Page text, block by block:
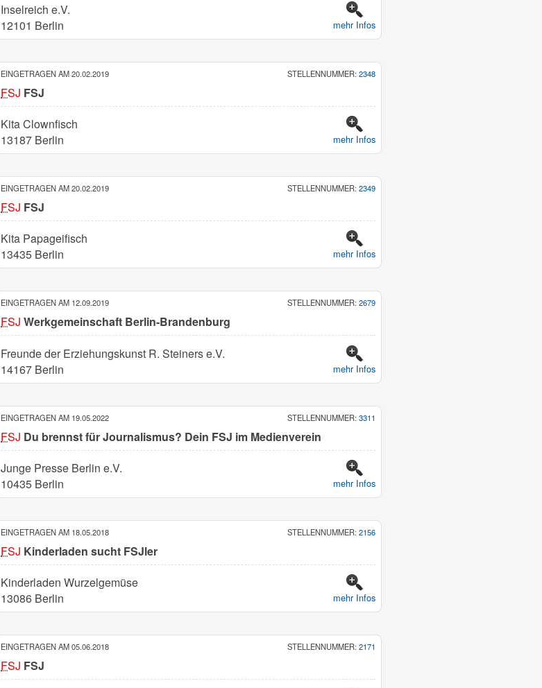
Inselreich e.V.
12101 Berlin
mehr Infos
EINGETRAGEN AM 20.02.2019 STELLENNUMMER: 2348
FSJ FSJ
Kita Clownfisch
13187 Berlin
mehr Infos
EINGETRAGEN AM 20.02.2019 STELLENNUMMER: 2349
FSJ FSJ
Kita Papageifisch
13435 Berlin
mehr Infos
EINGETRAGEN AM 12.09.2019 STELLENNUMMER: 2679
FSJ Werkgemeinschaft Berlin-Brandenburg
Freunde der Erziehungskunst R. Steiners e.V.
14167 Berlin
mehr Infos
EINGETRAGEN AM 19.05.2022 STELLENNUMMER: 3311
FSJ Du brennst für Journalismus? Dein FSJ im Medienverein
Junge Presse Berlin e.V.
10435 Berlin
mehr Infos
EINGETRAGEN AM 18.05.2018 STELLENNUMMER: 2156
FSJ Kinderladen sucht FSJler
Kinderladen Wurzelgemüse
13086 Berlin
mehr Infos
EINGETRAGEN AM 05.06.2018 STELLENNUMMER: 2171
FSJ FSJ